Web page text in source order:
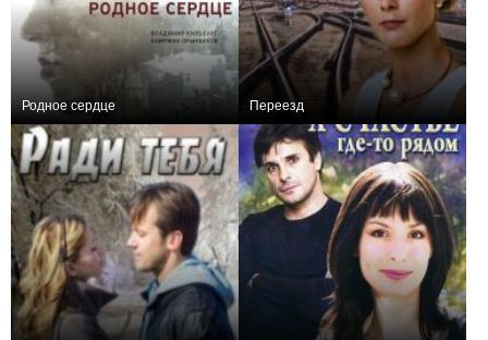
Родное сердце Переезд